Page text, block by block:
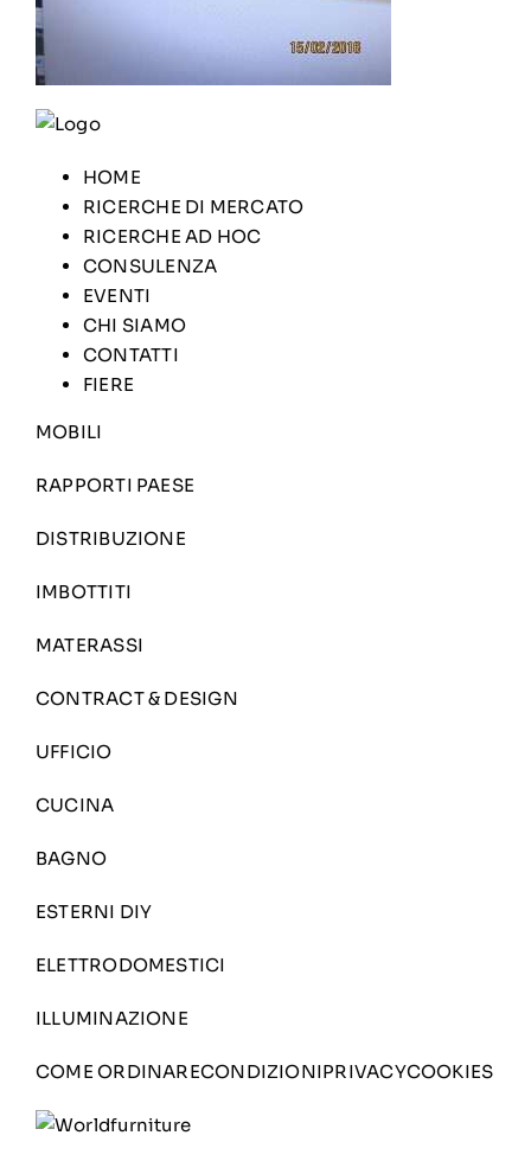
HOME
RICERCHE DI MERCATO
RICERCHE AD HOC
CONSULENZA
EVENTI
CHI SIAMO
CONTATTI
FIERE
MOBILI
RAPPORTI PAESE
DISTRIBUZIONE
IMBOTTITI
MATERASSI
CONTRACT & DESIGN
UFFICIO
CUCINA
BAGNO
ESTERNI DIY
ELETTRODOMESTICI
ILLUMINAZIONE
COME ORDINARECONDIZIONIPRIVACYCOOKIES